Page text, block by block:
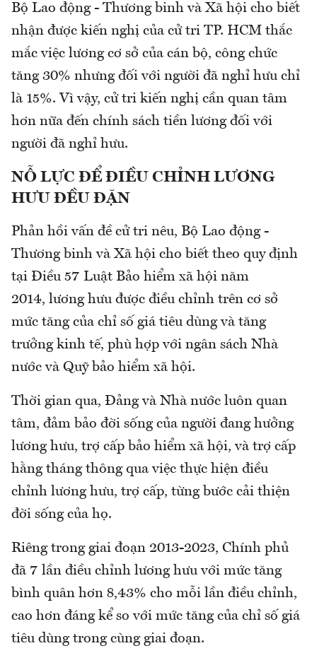
Bộ Lao động - Thương binh và Xã hội cho biết
nhận được kiến nghị của cử tri TP. HCM thắc
mắc việc lương cơ sở của cán bộ, công chức
tăng 30% nhưng đối với người đã nghỉ hưu chỉ
là 15%. Vì vậy, cử tri kiến nghị cần quan tâm
hơn nữa đến chính sách tiền lương đối với
người đã nghỉ hưu.
NỖ LỰC ĐỂ ĐIỀU CHỈNH LƯƠNG
HƯU ĐỀU ĐẶN
Phản hồi vấn đề cử tri nêu, Bộ Lao động -
Thương binh và Xã hội cho biết theo quy định
tại Điều 57 Luật Bảo hiểm xã hội năm
2014, lương hưu được điều chỉnh trên cơ sở
mức tăng của chỉ số giá tiêu dùng và tăng
trưởng kinh tế, phù hợp với ngân sách Nhà
nước và Quỹ bảo hiểm xã hội.
Thời gian qua, Đảng và Nhà nước luôn quan
tâm, đảm bảo đời sống của người đang hưởng
lương hưu, trợ cấp bảo hiểm xã hội, và trợ cấp
hằng tháng thông qua việc thực hiện điều
chỉnh lương hưu, trợ cấp, từng bước cải thiện
đời sống của họ.
Riêng trong giai đoạn 2013-2023, Chính phủ
đã 7 lần điều chỉnh lương hưu với mức tăng
bình quân hơn 8,43% cho mỗi lần điều chỉnh,
cao hơn đáng kể so với mức tăng của chỉ số giá
tiêu dùng trong cùng giai đoạn.